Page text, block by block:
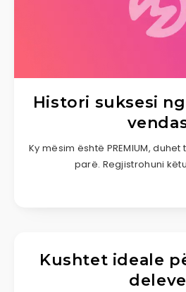
Histori suksesi
Ky mësim është PREMIUM,
parë. Regjistrohuni
Kushtet ideale
deleve